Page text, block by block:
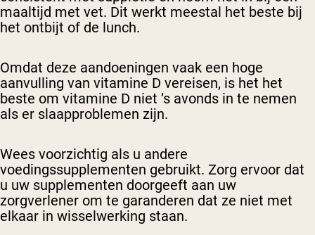
maaltijd met vet. Dit werkt meestal het beste bij
het ontbijt of de lunch.
Omdat deze aandoeningen vaak een hoge
aanvulling van vitamine D vereisen, is het het
beste om vitamine D niet ’s avonds in te nemen
als er slaapproblemen zijn.
Wees voorzichtig als u andere
voedingssupplementen gebruikt. Zorg ervoor dat
u uw supplementen doorgeeft aan uw
zorgverlener om te garanderen dat ze niet met
elkaar in wisselwerking staan.